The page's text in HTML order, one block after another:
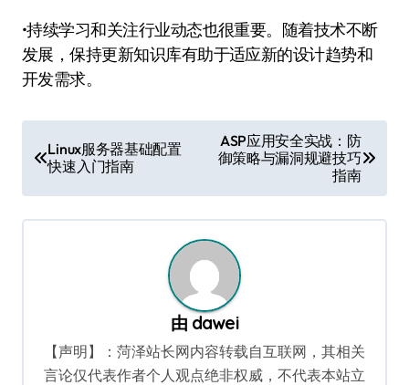
•持续学习和关注行业动态也很重要。随着技术不断
发展，保持更新知识库有助于适应新的设计趋势和
开发需求。
章
导
航
Linux服务器基础配置
快速入门指南
ASP应用安全实战：防
御策略与漏洞规避技巧
指南
由 dawei
【声明】：菏泽站长网内容转载自互联网，其相关
言论仅代表作者个人观点绝非权威，不代表本站立